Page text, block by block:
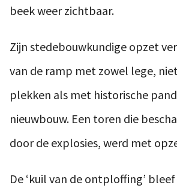
beek weer zichtbaar.
Zijn stedebouwkundige opzet
van de ramp met zowel lege,
plekken als met historische
nieuwbouw. Een toren die
door de explosies, werd met
De ‘kuil van de ontploffing’